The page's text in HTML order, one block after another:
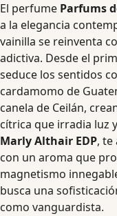
El perfume Parfums
a la elegancia
vainilla se reinventa
adictiva. Desde el
seduce los sentidos
cardamomo de
canela de Ceilán,
cítrica que irradia luz
Marly Althair EDP, te
con un aroma que
magnetismo
busca una
como vanguardista.